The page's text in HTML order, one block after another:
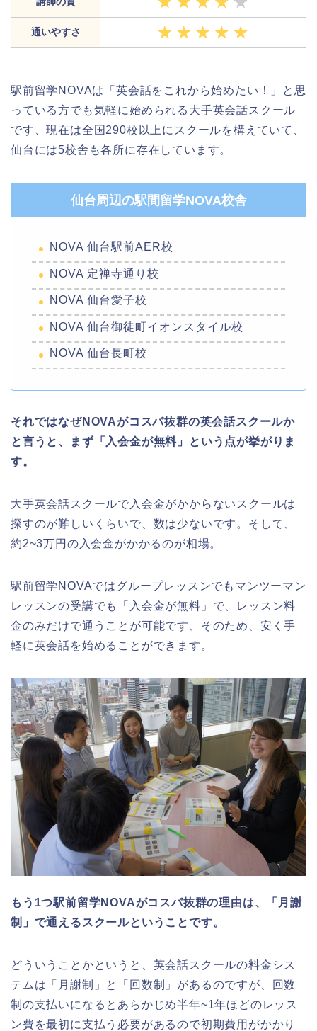
通いやすさ
駅前留学NOVAは「英会話をこれから始めたい！」と思
っている方でも気軽に始められる大手英会話スクール
です、現在は全国290校以上にスクールを構えていて、
仙台には5校舎も各所に存在しています。
仙台周辺の駅間留学NOVA校舎
NOVA 仙台駅前AER校
NOVA 定禅寺通り校
NOVA 仙台愛子校
NOVA 仙台御徒町イオンスタイル校
NOVA 仙台長町校
それではなぜNOVAがコスパ抜群の英会話スクールか
と言うと、まず「入会金が無料」という点が挙がりま
す。
大手英会話スクールで入会金がかからないスクールは
探すのが難しいくらいで、数は少ないです。そして、
約2~3万円の入会金がかかるのが相場。
駅前留学NOVAではグループレッスンでもマンツーマン
レッスンの受講でも「入会金が無料」で、レッスン料
金のみだけで通うことが可能です、そのため、安く手
軽に英会話を始めることができます。
もう1つ駅前留学NOVAがコスパ抜群の理由は、「月謝
制」で通えるスクールということです。
どういうことかというと、英会話スクールの料金シス
テムは「月謝制」と「回数制」があるのですが、回数
制の支払いになるとあらかじめ半年~1年ほどのレッス
ン費を最初に支払う必要があるので初期費用がかかり